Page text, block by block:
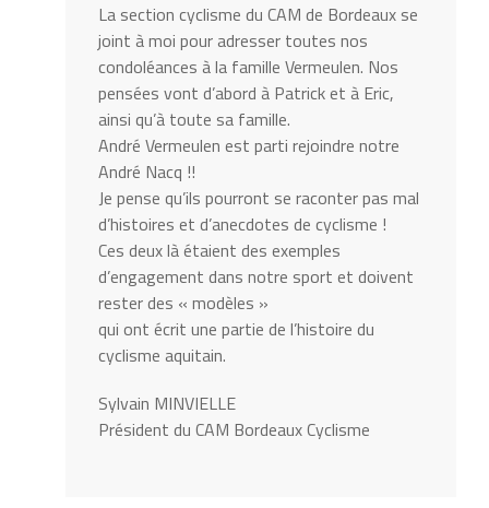
La section cyclisme du CAM de Bordeaux se
joint à moi pour adresser toutes nos
condoléances à la famille Vermeulen. Nos
pensées vont d’abord à Patrick et à Eric,
ainsi qu’à toute sa famille.
André Vermeulen est parti rejoindre notre
André Nacq !!
Je pense qu’ils pourront se raconter pas mal
d’histoires et d’anecdotes de cyclisme !
Ces deux là étaient des exemples
d’engagement dans notre sport et doivent
rester des « modèles »
qui ont écrit une partie de l’histoire du
cyclisme aquitain.
Sylvain MINVIELLE
Président du CAM Bordeaux Cyclisme